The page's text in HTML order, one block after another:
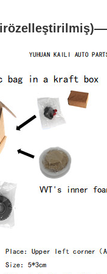
özelleştirilmiş)